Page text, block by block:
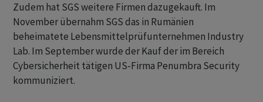
Zudem hat SGS weitere Firmen dazugekauft. Im
November übernahm SGS das in Rumänien
beheimatete Lebensmittelprüfunternehmen Industry
Lab. Im September wurde der Kauf der im Bereich
Cybersicherheit tätigen US-Firma Penumbra Security
kommuniziert.